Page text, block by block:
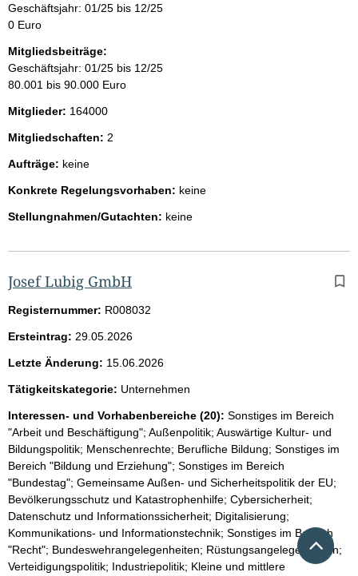
Geschäftsjahr: 01/25 bis 12/25
0 Euro
Mitgliedsbeiträge:
Geschäftsjahr: 01/25 bis 12/25
80.001 bis 90.000 Euro
Mitglieder: 164000
Mitgliedschaften: 2
Aufträge: keine
Konkrete Regelungsvorhaben: keine
Stellungnahmen/Gutachten: keine
Josef Lubig GmbH
Registernummer: R008032
Ersteintrag: 29.05.2026
Letzte Änderung: 15.06.2026
Tätigkeitskategorie: Unternehmen
Interessen- und Vorhabenbereiche (20): Sonstiges im Bereich
"Arbeit und Beschäftigung"; Außenpolitik; Auswärtige Kultur- und
Bildungspolitik; Menschenrechte; Berufliche Bildung; Sonstiges im
Bereich "Bildung und Erziehung"; Sonstiges im Bereich
"Bundestag"; Gemeinsame Außen- und Sicherheitspolitik der EU;
Bevölkerungsschutz und Katastrophenhilfe; Cybersicherheit;
Datenschutz und Informationssicherheit; Digitalisierung;
Kommunikations- und Informationstechnik; Sonstiges im Bereich
"Recht"; Bundeswehrangelegenheiten; Rüstungsangelegenheiten;
Verteidigungspolitik; Industriepolitik; Kleine und mittlere